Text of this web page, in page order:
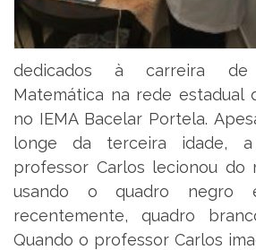
dedicados à carreira
Matemática na rede estadual
no IEMA Bacelar Portela.
longe da terceira idade,
professor Carlos lecionou do
usando o quadro
recentemente, quadro
Quando o professor Carlos